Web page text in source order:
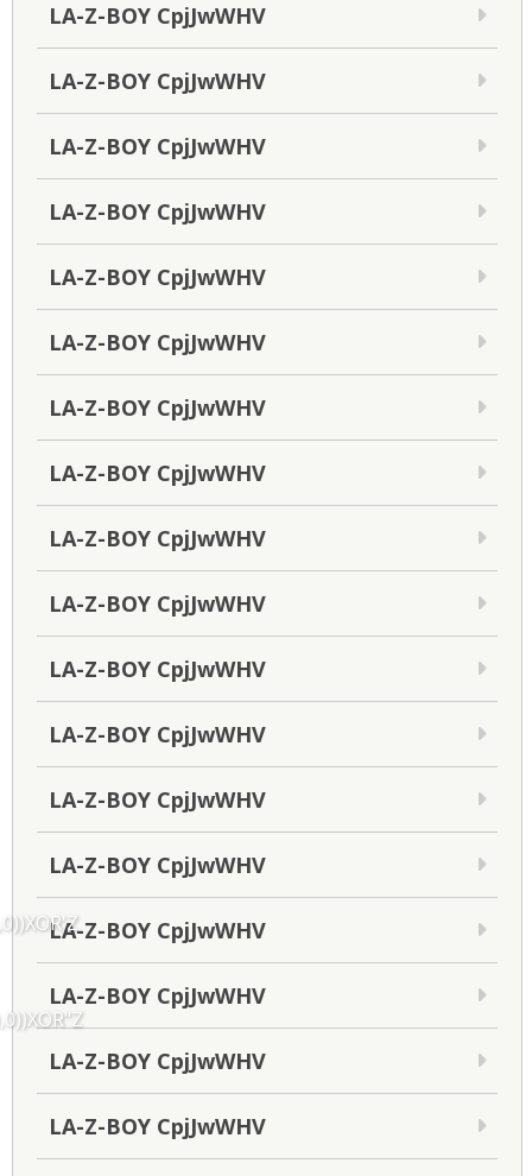
LA-Z-BOY CpjJwWHV
LA-Z-BOY CpjJwWHV
LA-Z-BOY CpjJwWHV
LA-Z-BOY CpjJwWHV
LA-Z-BOY CpjJwWHV
LA-Z-BOY CpjJwWHV
LA-Z-BOY CpjJwWHV
LA-Z-BOY CpjJwWHV
LA-Z-BOY CpjJwWHV
LA-Z-BOY CpjJwWHV
LA-Z-BOY CpjJwWHV
LA-Z-BOY CpjJwWHV
LA-Z-BOY CpjJwWHV
LA-Z-BOY CpjJwWHV
LA-Z-BOY CpjJwWHV
LA-Z-BOY CpjJwWHV
LA-Z-BOY CpjJwWHV
LA-Z-BOY CpjJwWHV